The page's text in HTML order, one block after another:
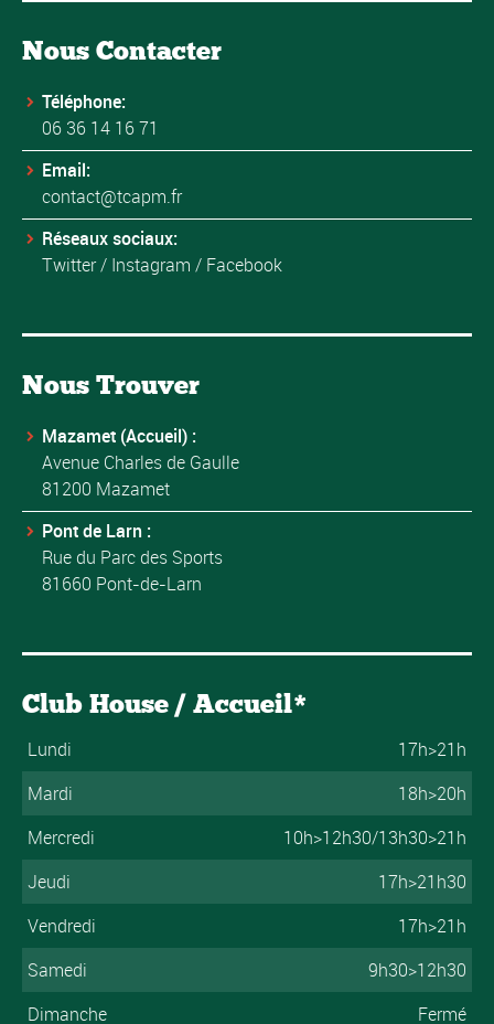
Nous Contacter
Téléphone:
06 36 14 16 71
Email:
contact@tcapm.fr
Réseaux sociaux:
Twitter/ Instagram / Facebook
Nous Trouver
Mazamet (Accueil) :
Avenue Charles de Gaulle
81200 Mazamet
Pont de Larn :
Rue du Parc des Sports
81660 Pont-de-Larn
Club House / Accueil*
Lundi
17h>21h
Mardi
18h>20h
Mercredi
10h>12h30/13h30>21h
Jeudi
17h>21h30
Vendredi
17h>21h
Samedi
9h30>12h30
Dimanche
Fermé